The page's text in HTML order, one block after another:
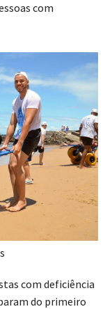
com
com deficiência
do primeiro